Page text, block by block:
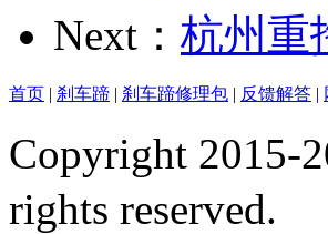
Next： 杭州重
首页 | 刹车蹄 | 刹车蹄修理包 | 反馈解答 |
Copyright
rights reserved.